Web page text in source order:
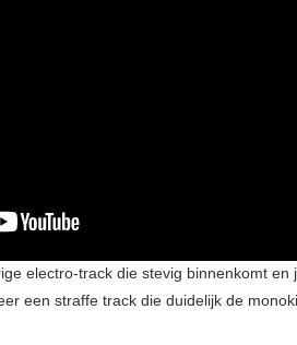
electro-track die stevig binnenkomt en
een straffe track die duidelijk de